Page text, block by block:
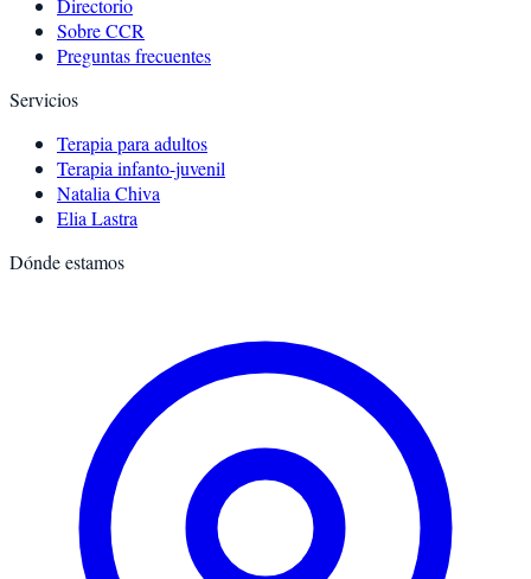
Directorio
Sobre CCR
Preguntas frecuentes
Servicios
Terapia para adultos
Terapia infanto-juvenil
Natalia Chiva
Elia Lastra
Dónde estamos